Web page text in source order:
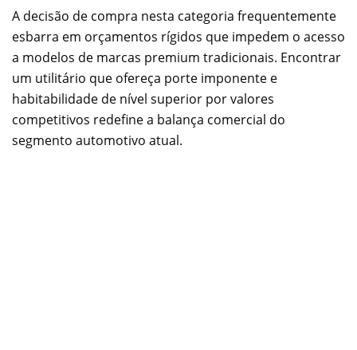
A decisão de compra nesta categoria frequentemente
esbarra em orçamentos rígidos que impedem o acesso
a modelos de marcas premium tradicionais. Encontrar
um utilitário que ofereça porte imponente e
habitabilidade de nível superior por valores
competitivos redefine a balança comercial do
segmento automotivo atual.